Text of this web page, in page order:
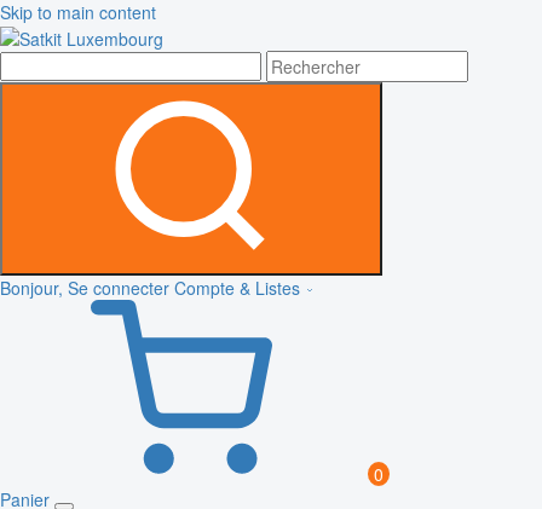
Skip to main content
Bonjour, Se connecter Compte & Listes
0
Panier